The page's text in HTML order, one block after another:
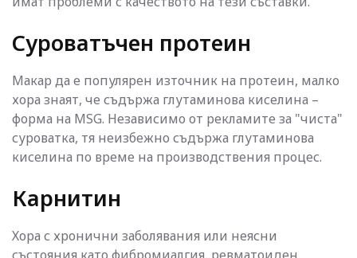
Суроватъчен протеин
Макар да е популярен източник на протеин, малко
хора знаят, че съдържа глутаминова киселина –
форма на MSG. Независимо от рекламите за "чиста"
суроватка, тя неизбежно съдържа глутаминова
киселина по време на производствения процес.
Карнитин
Хора с хронични заболявания или неясни